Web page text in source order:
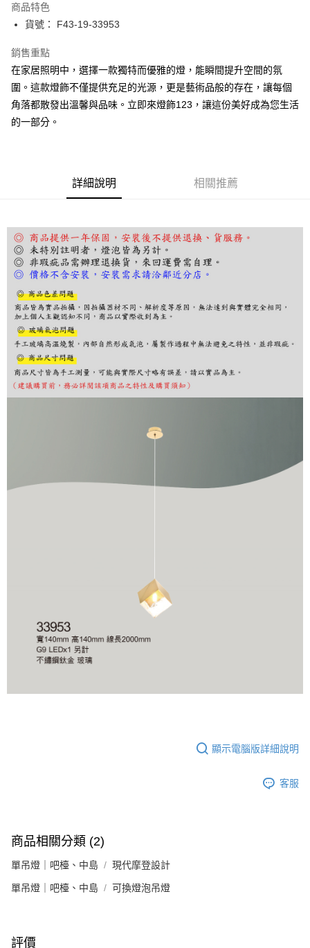
街口支付
悠遊付
Google Pay
全盈+PAY
AFTEE先享後付
【「AFTEE先享後付」結帳流程】
１．於結帳方式選擇「AFTEE先享後付」後，將跳轉至「AFTEE先享後付」
結帳頁面，進行簡訊認證並確認金額後，即可完成結帳。
２．訂單成立數日內，您將收到繳費通知簡訊。
３．收到繳費通知簡訊後14天內，點擊此簡訊中的連結，可透過四大超商／
ATM／網路銀行／等多元方式進行付款，方視為交易完成。
※ 請注意：結帳手續完成當下不需立刻繳費，但若您需要取消訂單，請聯絡
購買商品的店家。未經商家同意取消之訂單仍視為有效，需透過AFTEE先享
後付繳納相關費用。
※ 交易是否成功請以「AFTEE先享後付 」之結帳頁面顯示為準，若有關於
是否繳費成功／繳費後需取消欲退款等相關疑問，請聯繫「AFTEE先享後付
客戶支援中心」
https://netprotections.freshdesk.com/support/home
易，需依本服務之必要範圍內提供個人資料，並將交易相關給付款項請求債
３．未成年的使用者請事先徵得法定代理人或監護人之同意方可使用
每筆NT$180，滿NT$5,000(含以上)免運費
商品特色
貨號： F43-19-33953
銷售重點
在家居照明中，選擇一款獨特而優雅的燈，能瞬間提升空間的氛
圍。這款燈飾不僅提供充足的光源，更是藝術品般的存在，讓每個
角落都散發出溫馨與品味。立即來燈飾123，讓這份美好成為您生活
的一部分。
詳細說明 相關推薦
顯示電腦版詳細說明
客服
商品相關分類 (2)
單吊燈｜吧檯、中島 現代摩登設計
單吊燈｜吧檯、中島 可換燈泡吊燈
評價